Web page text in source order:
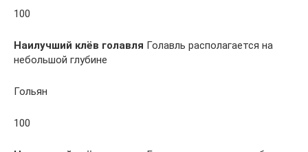
100
Наилучший клёв голавля Голавль располагается на
небольшой глубине
Гольян
100